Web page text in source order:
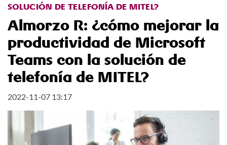
SOLUCIÓN DE TELEFONÍA DE MITEL?
Almorzo R: ¿cómo mejorar la
productividad de Microsoft
Teams con la solución de
telefonía de MITEL?
2022-11-07 13:17